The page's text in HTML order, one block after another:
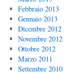
Febbraio 2013
Gennaio 2013
Dicembre 2012
Novembre 2012
Ottobre 2012
Marzo 2011
Settembre 2010